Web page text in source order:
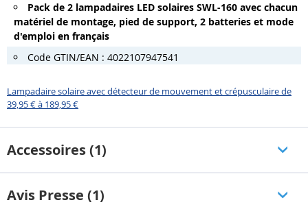
Pack de 2 lampadaires LED solaires SWL-160 avec chacun
matériel de montage, pied de support, 2 batteries et mode
d'emploi en français
Code GTIN/EAN : 4022107947541
Lampadaire solaire avec détecteur de mouvement et crépusculaire de
39,95 € à 189,95 €
Accessoires (1)
Avis Presse (1)